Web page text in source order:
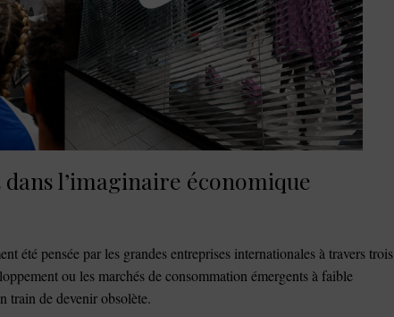
l’imaginaire économique
été pensée par les grandes entreprises internationales à travers trois
ou les marchés de consommation émergents à faible
train de devenir obsolète.